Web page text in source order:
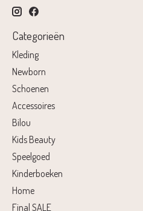
Categorieën
Kleding
Newborn
Schoenen
Accessoires
Bilou
Kids Beauty
Speelgoed
Kinderboeken
Home
Final SALE